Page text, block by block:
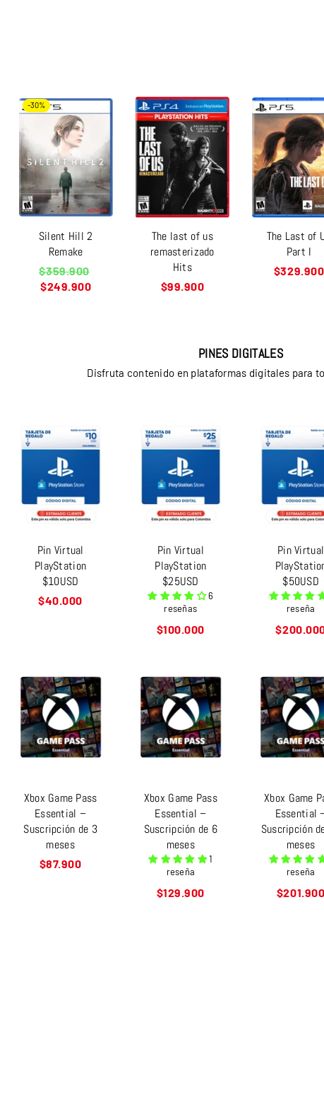
-30%
Silent Hill 2
Remake
Precio
habitual
$359.900
$249.900
The last of us
remasterizado
Hits
Precio
$99.900
The Last of
Part I
Precio
$329.900
PINES DIGITALES
Disfruta contenido en plataformas digitales para
Pin Virtual
PlayStation
$10USD
Precio
$40.000
Pin Virtual
PlayStation
$25USD
6
reseñas
Precio
$100.000
Pin Virtual
$50USD
reseña
Precio
Xbox Game Pass
Essential –
Suscripción de 3
meses
Precio
$87.900
Xbox Game Pass
Essential –
Suscripción de 6
meses
1
reseña
Precio
$129.900
Xbox Game
Essential
Suscripción
meses
reseña
Precio
$201.900